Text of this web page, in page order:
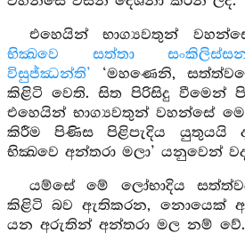
එහෙයින් භාග්‍යවතුන්
භික්‍ඛවෙ සත්තා
විසුජ්ඣන්ති’ ‘මහණෙනි,
කිළිටි වෙති. සිත පිරිසිදු වීමෙන්
එහෙයින් භාග්‍යවතුන් වහන්සේ
කිරීම පිණිස පිළිපැදිය යුතුයයි
භික්‍ඛවෙ අන්තරා මලා’ යනුවෙන්
යම්සේ මේ ලෝභාදිය
කිළිටි බව ඇතිකරන, නොයෙක්
යන අරුතින් අන්තරා මල නම්